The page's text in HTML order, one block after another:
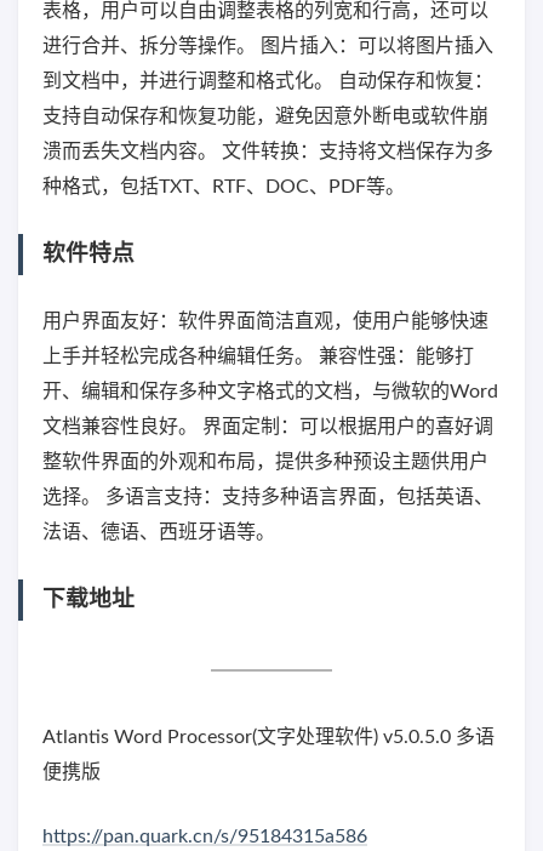
表格，用户可以自由调整表格的列宽和行高，还可以
进行合并、拆分等操作。 图片插入：可以将图片插入
到文档中，并进行调整和格式化。 自动保存和恢复：
支持自动保存和恢复功能，避免因意外断电或软件崩
溃而丢失文档内容。 文件转换：支持将文档保存为多
种格式，包括TXT、RTF、DOC、PDF等。
软件特点
用户界面友好：软件界面简洁直观，使用户能够快速
上手并轻松完成各种编辑任务。 兼容性强：能够打
开、编辑和保存多种文字格式的文档，与微软的Word
文档兼容性良好。 界面定制：可以根据用户的喜好调
整软件界面的外观和布局，提供多种预设主题供用户
选择。 多语言支持：支持多种语言界面，包括英语、
法语、德语、西班牙语等。
下载地址
Atlantis Word Processor(文字处理软件) v5.0.5.0 多语
便携版
https://pan.quark.cn/s/95184315a586